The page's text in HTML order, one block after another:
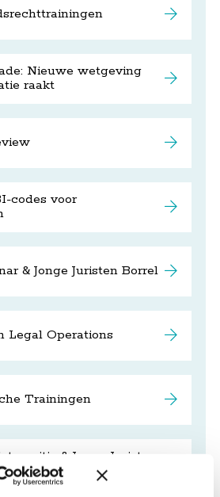
Nieuwe wetgeving
raakt
codes voor
& Jonge Juristen Borrel
Legal Operations
Trainingen
& Jonge Juristen